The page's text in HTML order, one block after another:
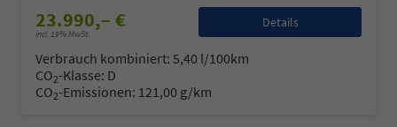
23.990,– €
incl. 19% MwSt.
Details
Verbrauch kombiniert: 5,40 l/100km
CO2-Klasse: D
CO2-Emissionen: 121,00 g/km